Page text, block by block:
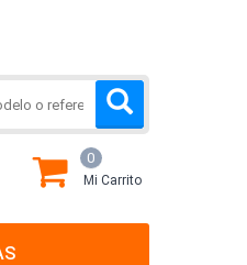
0
Mi Carrito